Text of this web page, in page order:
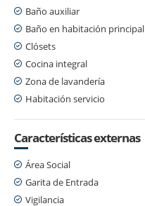
Baño auxiliar
Baño en habitación principal
Clósets
Cocina integral
Zona de lavandería
Habitación servicio
Características externas
Área Social
Garita de Entrada
Vigilancia